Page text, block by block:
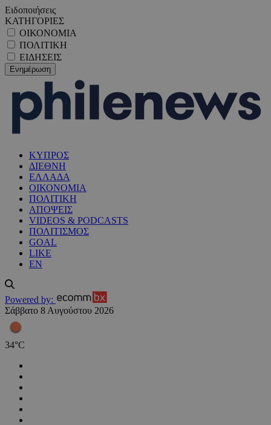
Ειδοποιήσεις
ΚΑΤΗΓΟΡΙΕΣ
ΟΙΚΟΝΟΜΙΑ
ΠΟΛΙΤΙΚΗ
ΕΙΔΗΣΕΙΣ
ΚΥΠΡΟΣ
ΔΙΕΘΝΗ
ΕΛΛΑΔΑ
ΟΙΚΟΝΟΜΙΑ
ΠΟΛΙΤΙΚΗ
ΑΠΟΨΕΙΣ
VIDEOS & PODCASTS
ΠΟΛΙΤΙΣΜΟΣ
GOAL
LIKE
EN
Powered by:
Σάββατο 8 Αυγούστου 2026
34°C